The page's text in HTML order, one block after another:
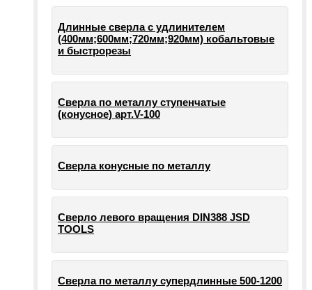
Длинные сверла с удлинителем
(400мм;600мм;720мм;920мм) кобальтовые
и быстрорезы
Сверла по металлу ступенчатые
(конусное) арт.V-100
Сверла конусные по металлу
Сверло левого вращения DIN388 JSD
TOOLS
Сверла по металлу супердлинные 500-1200